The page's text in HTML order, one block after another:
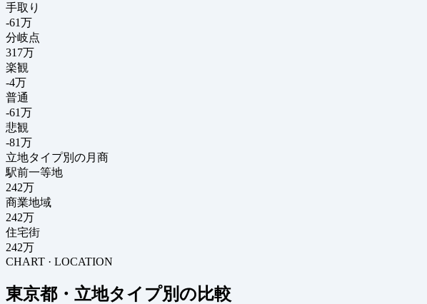
手取り
-61万
分岐点
317万
楽観
-4万
普通
-61万
悲観
-81万
立地タイプ別の月商
駅前一等地
242万
商業地域
242万
住宅街
242万
CHART · LOCATION
東京都・立地タイプ別の比較